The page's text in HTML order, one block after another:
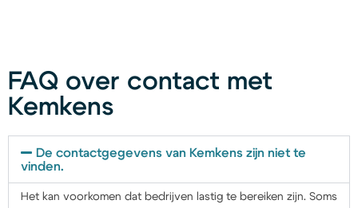
FAQ over contact met
Kemkens
De contactgegevens van Kemkens zijn niet te
vinden.
Het kan voorkomen dat bedrijven lastig te bereiken zijn. Soms